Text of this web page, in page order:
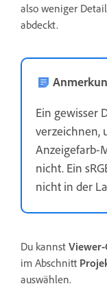
also weniger
abdeckt.
Ein gewisser
verzeichnen,
Anzeigefarb-
nicht. Ein
nicht in der
Du kannst
im Abschnitt
auswählen.